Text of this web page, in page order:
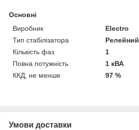
Основні
Виробник
Electro
Тип стабілізатора
Релейний
Кількість фаз
1
Повна потужність
1 кВА
ККД, не менше
97 %
Умови доставки